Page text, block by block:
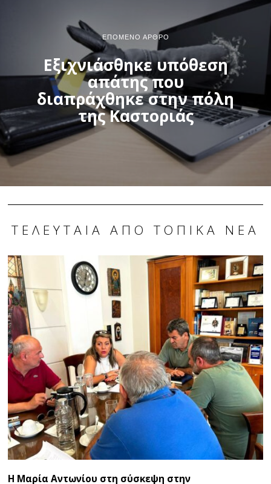
ΕΠΌΜΕΝΟ ΆΡΘΡΟ
Εξιχνιάσθηκε υπόθεση
απάτης που
διαπράχθηκε στην πόλη
της Καστοριάς
ΤΕΛΕΥΤΑΊΑ ΑΠΌ ΤΟΠΙΚΆ ΝΈΑ
Η Μαρία Αντωνίου στη σύσκεψη στην